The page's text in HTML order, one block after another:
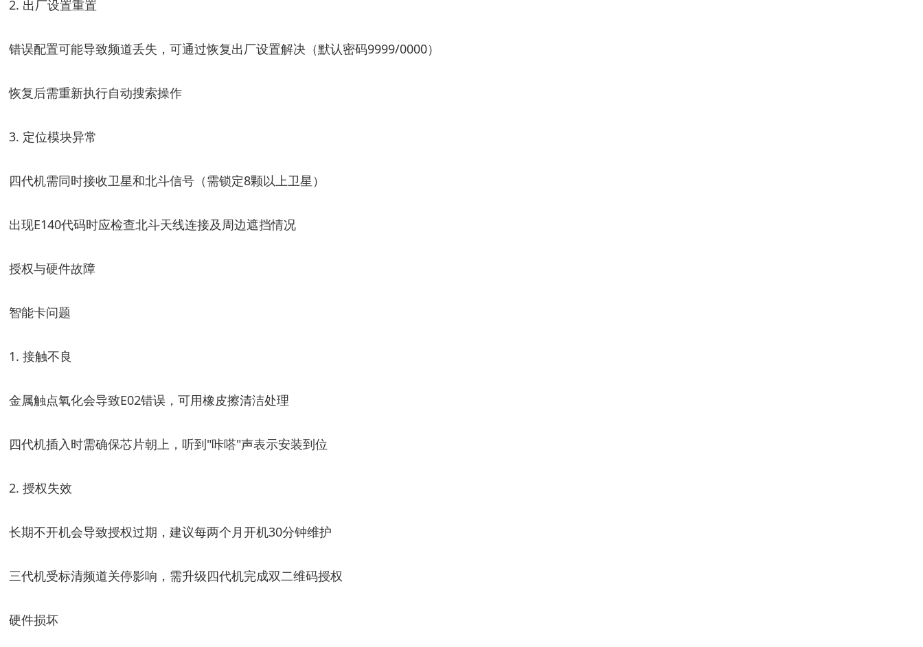
2. 出厂设置重置
错误配置可能导致频道丢失，可通过恢复出厂设置解决（默认密码9999/0000）
恢复后需重新执行自动搜索操作
3. 定位模块异常
四代机需同时接收卫星和北斗信号（需锁定8颗以上卫星）
出现E140代码时应检查北斗天线连接及周边遮挡情况
授权与硬件故障
智能卡问题
1. 接触不良
金属触点氧化会导致E02错误，可用橡皮擦清洁处理
四代机插入时需确保芯片朝上，听到"咔嗒"声表示安装到位
2. 授权失效
长期不开机会导致授权过期，建议每两个月开机30分钟维护
三代机受标清频道关停影响，需升级四代机完成双二维码授权
硬件损坏